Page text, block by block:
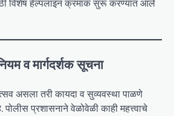
विशेष हेल्पलाइन क्रमांक सुरू करण्यात आले
व मार्गदर्शक सूचना
असला तरी कायदा व सुव्यवस्था पाळणे
प्रशासनाने वेळोवेळी काही महत्त्वाचे